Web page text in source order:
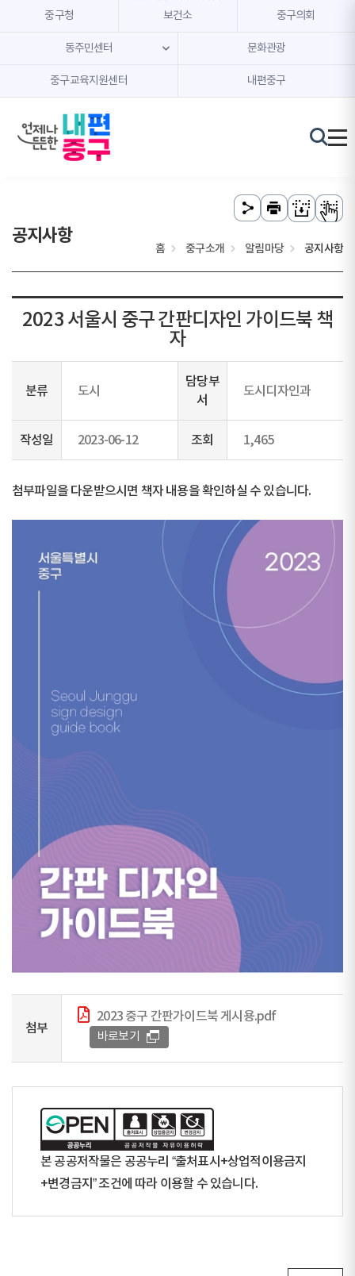
본문 내용 바로가기
주메뉴 바로가기
중구청 보건소 중구의회
동주민센터 문화관광
중구교육지원센터 내편중구
공지사항
홈 중구소개 알림마당 공지사항
2023 서울시 중구 간판디자인 가이드북 책
자
분류 도시
담당부
서
도시디자인과
작성일 2023-06-12 조회 1,465
첨부파일을 다운받으시면 책자 내용을 확인하실 수 있습니다.
첨부
2023 중구 간판가이드북 게시용.pdf
바로보기
본 공공저작물은 공공누리 “출처표시+상업적이용금지
+변경금지” 조건에 따라 이용할 수 있습니다.